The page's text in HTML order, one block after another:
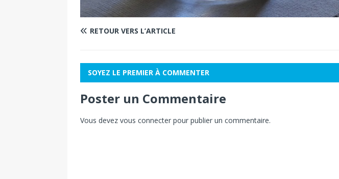
RETOUR VERS L’ARTICLE
SOYEZ LE PREMIER À COMMENTER
Poster un Commentaire
Vous devez vous connecter pour publier un commentaire.